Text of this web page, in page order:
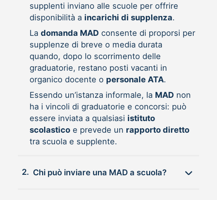
supplenti inviano alle scuole per offrire
disponibilità a incarichi di supplenza.
La domanda MADconsente di proporsi per
supplenze di breve o media durata
quando, dopo lo scorrimento delle
graduatorie, restano posti vacanti in
organico docente o personale ATA.
Essendo un’istanza informale, la MADnon
ha i vincoli di graduatorie e concorsi: può
essere inviata a qualsiasi istituto
scolasticoe prevede un rapporto diretto
tra scuola e supplente.
2. Chi può inviare una MAD a scuola?